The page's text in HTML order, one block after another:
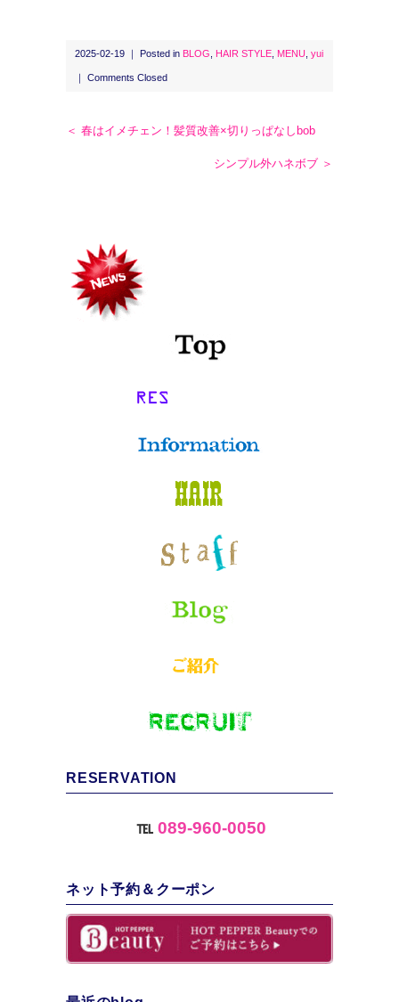
2025-02-19 ｜ Posted in BLOG HAIR STYLE MENU yui
Comments Closed
＜ 春はイメチェン！髪質改善×切りっぱなしbob
シンプル外ハネボブ ＞
RESERVATION
℡ 089-960-0050
ネット予約＆クーポン